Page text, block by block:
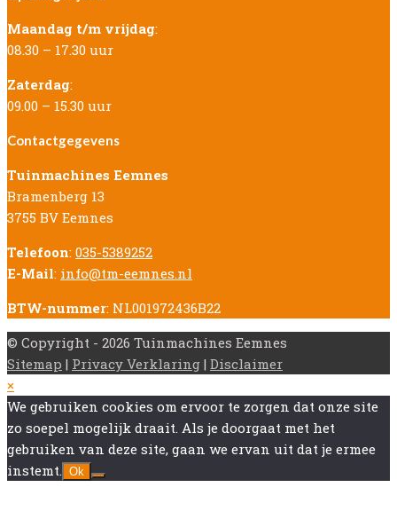
Maandag t/m vrijdag:
08.30 – 17.30 uur
Zaterdag:
09.00 – 15.30 uur
Contactgegevens
Tuinmachines Eemnes
Bramenberg 13
3755 BV Eemnes
Telefoon: 035-5389252
E-Mail: info@tm-eemnes.nl
BTW-nummer: NL001972436B22
© Copyright - 2026 Tuinmachines Eemnes
Sitemap | Privacy Verklaring | Disclaimer
Back
To
Top
×
We gebruiken cookies om ervoor te zorgen dat onze site
zo soepel mogelijk draait. Als je doorgaat met het
gebruiken van deze site, gaan we ervan uit dat je ermee
instemt.
Ok